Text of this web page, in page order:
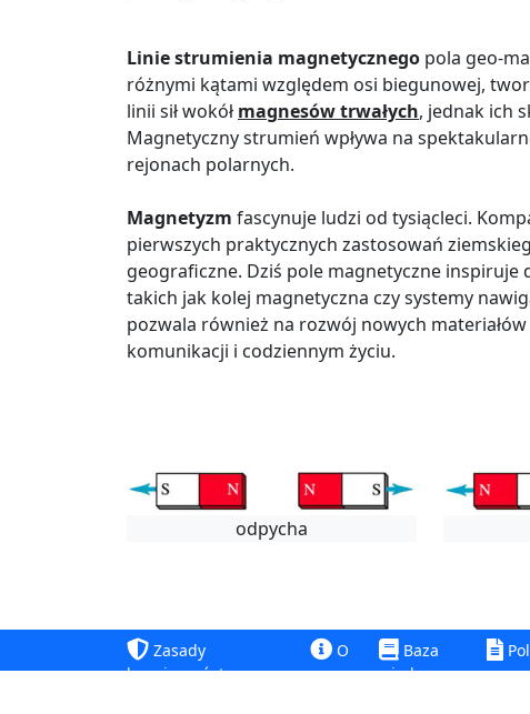
Linie strumienia magnetycznego pola geo-
różnymi kątami względem osi biegunowej,
linii sił wokół magnesów trwałych, jednak ich
Magnetyczny strumień wpływa na
rejonach polarnych.
Magnetyzm fascynuje ludzi od tysiącleci.
pierwszych praktycznych zastosowań
geograficzne. Dziś pole magnetyczne
takich jak kolej magnetyczna czy systemy
pozwala również na rozwój nowych
komunikacji i codziennym życiu.
odpycha
Zasady
bezpieczeństwa
O
nas
Baza
wiedzy